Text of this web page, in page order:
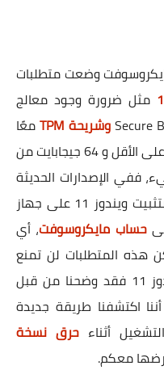
وضعت متطلبات
مثل ضرورة وجود معالج
وشريحة TPM
معًا
بالإضافة إلى شرط وجود 4 جيجارام على الأقل و 64 جيجابايت من
ففي الإصدارات الحديثة
من النظام أصبح المستخدم مُلزم بتثبيت ويندوز 11 على جهاز
حساب مايكروسوفت، أي
هذه المتطلبات لن تمنع
من تشغيل ويندوز 11 فقد وضحنا من قبل
اكتشفنا طريقة جديدة
أثناء حرق نسخة
معكم.